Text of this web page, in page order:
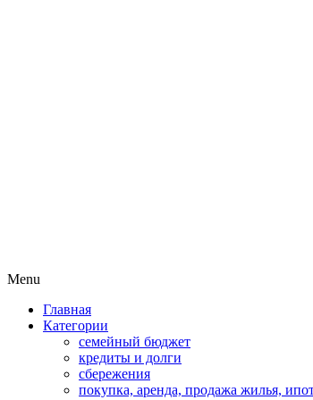
Menu
content
Главная
Категории
семейный бюджет
кредиты и долги
сбережения
покупка, аренда, продажа жилья,